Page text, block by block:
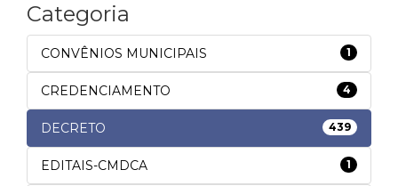
Categoria
CONVÊNIOS MUNICIPAIS 1
CREDENCIAMENTO 4
DECRETO 439
EDITAIS-CMDCA 1